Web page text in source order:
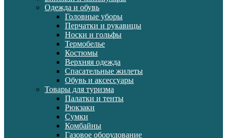
Одежда и обувь
Головные уборы
Перчатки и рукавицы
Носки и гольфы
Термобелье
Костюмы
Верхняя одежда
Спасательные жилеты
Обувь и аксессуары
Товары для туризма
Палатки и тенты
Рюкзаки
Сумки
Комбайны
Газовое оборудование